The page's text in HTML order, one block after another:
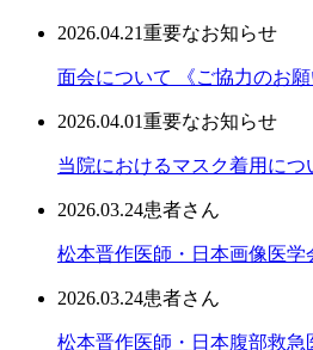
2026.04.21重要なお知らせ
面会について 《ご協力のお願
2026.04.01重要なお知らせ
当院におけるマスク着用につ
2026.03.24患者さん
松本晋作医師・日本画像医学
2026.03.24患者さん
松本晋作医師・日本腹部救急